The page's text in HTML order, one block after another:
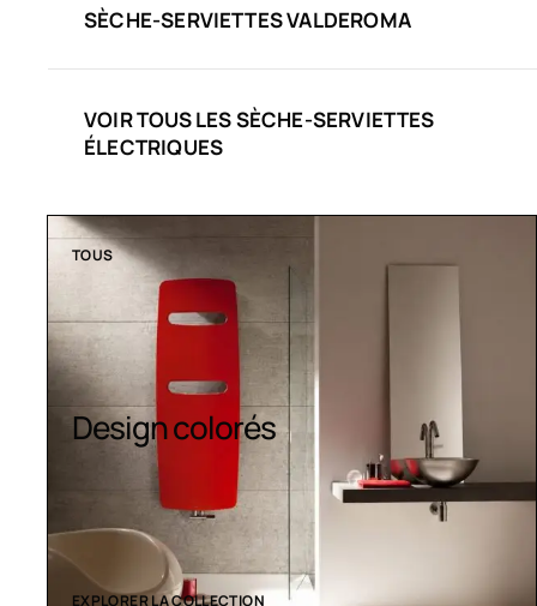
SÈCHE-SERVIETTES VALDEROMA
VOIR TOUS LES SÈCHE-SERVIETTES
ÉLECTRIQUES
TOUS
Sèche-serviettes
contemporains
EXPLORER LA COLLECTION